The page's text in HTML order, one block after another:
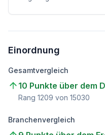
Einordnung
Gesamtvergleich
10 Punkte über dem
Rang 1209 von 15030
Branchenvergleich